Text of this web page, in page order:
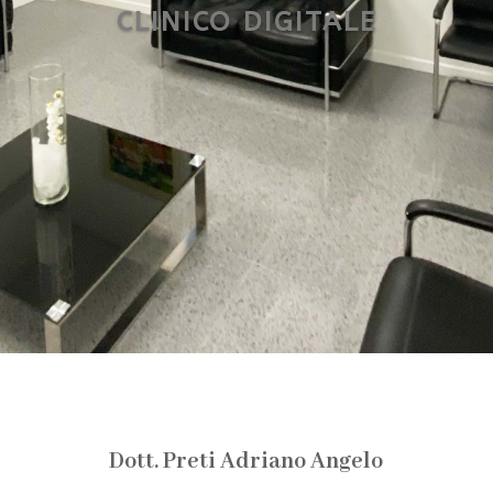
CLINICO DIGITALE
Dott. Preti Adriano Angelo